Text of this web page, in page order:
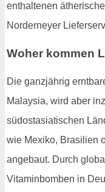
enthaltenen
Norderneyer
Woher kommen
Die ganzjährig
Malaysia, wird aber
südostasiatischen
wie Mexiko, Brasilien
angebaut. Durch
Vitaminbomben in